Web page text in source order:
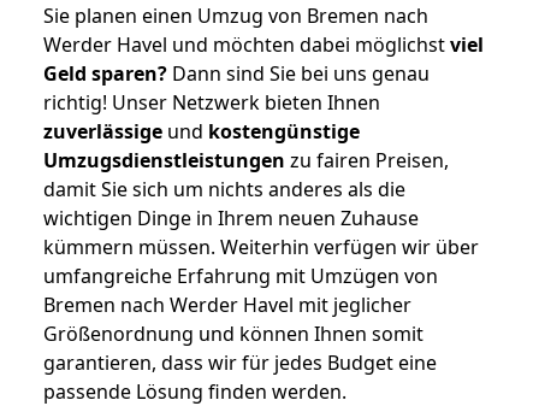
Sie planen einen Umzug von Bremen nach
Werder Havel und möchten dabei möglichstviel
Geld sparen? Dann sind Sie bei uns genau
richtig! Unser Netzwerk bieten Ihnen
zuverlässige und kostengünstige
Umzugsdienstleistungen zu fairen Preisen,
damit Sie sich um nichts anderes als die
wichtigen Dinge in Ihrem neuen Zuhause
kümmern müssen. Weiterhin verfügen wir über
umfangreiche Erfahrung mit Umzügen von
Bremen nach Werder Havel mit jeglicher
Größenordnung und können Ihnen somit
garantieren, dass wir für jedes Budget eine
passende Lösung finden werden.